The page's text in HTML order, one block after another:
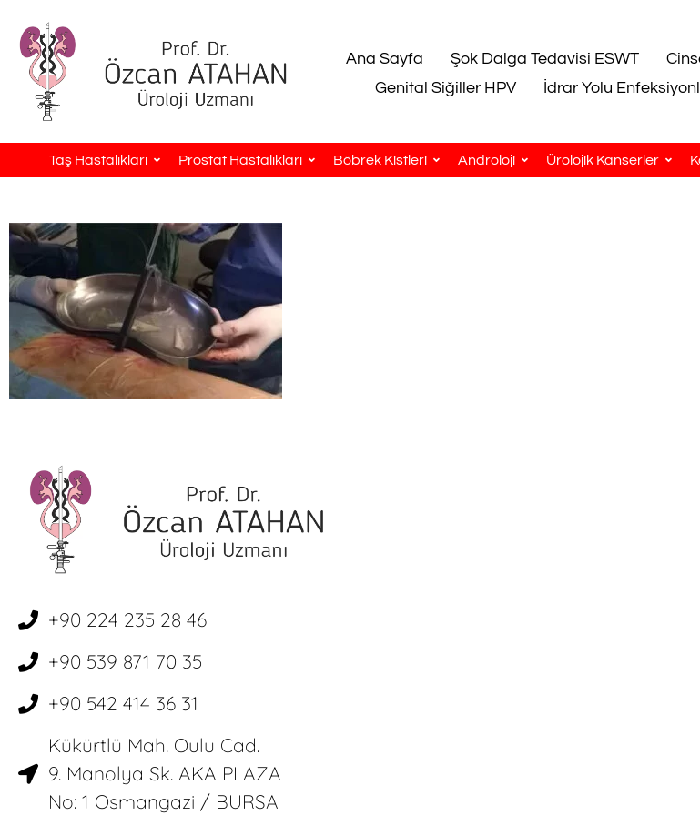
Ana Sayfa Şok Dalga Tedavisi ESWT
Genital Siğiller HPV
İdrar Yolu
Taş Hastalıkları Prostat Hastalıkları Böbrek Kistleri Androloji Ürolojik Kanserler
+90 224 235 28 46
+90 539 871 70 35
+90 542 414 36 31
Kükürtlü Mah. Oulu Cad.
9. Manolya Sk. AKA PLAZA
No: 1 Osmangazi / BURSA